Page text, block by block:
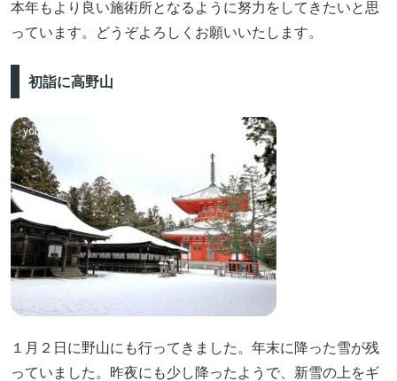
本年もより良い施術所となるように努力をしてきたいと思
っています。どうぞよろしくお願いいたします。
初詣に高野山
１月２日に野山にも行ってきました。年末に降った雪が残
っていました。昨夜にも少し降ったようで、新雪の上をギ